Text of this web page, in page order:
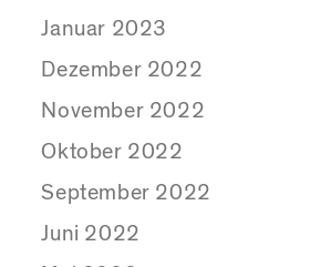
Januar 2023
Dezember 2022
November 2022
Oktober 2022
September 2022
Juni 2022